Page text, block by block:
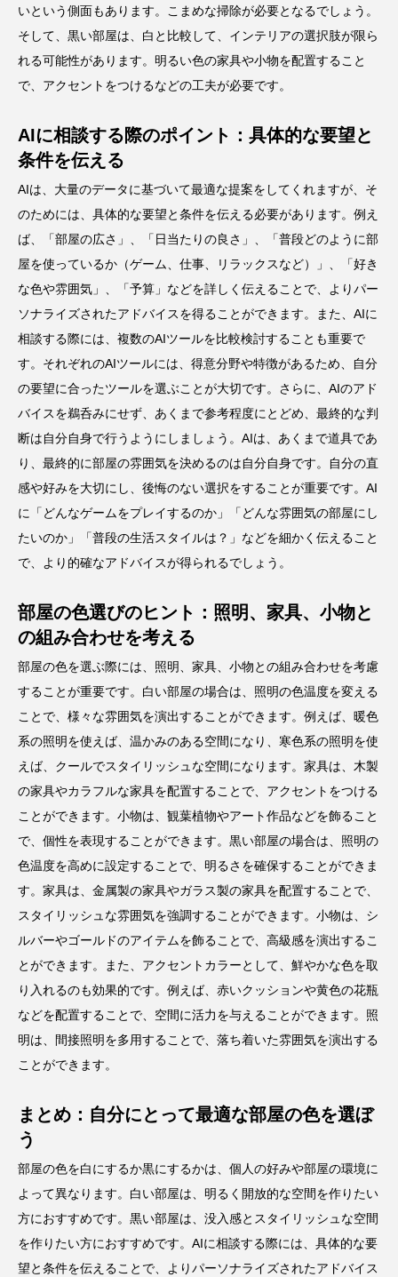
いという側面もあります。こまめな掃除が必要となるでしょう。
そして、黒い部屋は、白と比較して、インテリアの選択肢が限ら
れる可能性があります。明るい色の家具や小物を配置すること
で、アクセントをつけるなどの工夫が必要です。
AIに相談する際のポイント：具体的な要望と
条件を伝える
AIは、大量のデータに基づいて最適な提案をしてくれますが、そ
のためには、具体的な要望と条件を伝える必要があります。例え
ば、「部屋の広さ」、「日当たりの良さ」、「普段どのように部
屋を使っているか（ゲーム、仕事、リラックスなど）」、「好き
な色や雰囲気」、「予算」などを詳しく伝えることで、よりパー
ソナライズされたアドバイスを得ることができます。また、AIに
相談する際には、複数のAIツールを比較検討することも重要で
す。それぞれのAIツールには、得意分野や特徴があるため、自分
の要望に合ったツールを選ぶことが大切です。さらに、AIのアド
バイスを鵜呑みにせず、あくまで参考程度にとどめ、最終的な判
断は自分自身で行うようにしましょう。AIは、あくまで道具であ
り、最終的に部屋の雰囲気を決めるのは自分自身です。自分の直
感や好みを大切にし、後悔のない選択をすることが重要です。AI
に「どんなゲームをプレイするのか」「どんな雰囲気の部屋にし
たいのか」「普段の生活スタイルは？」などを細かく伝えること
で、より的確なアドバイスが得られるでしょう。
部屋の色選びのヒント：照明、家具、小物と
の組み合わせを考える
部屋の色を選ぶ際には、照明、家具、小物との組み合わせを考慮
することが重要です。白い部屋の場合は、照明の色温度を変える
ことで、様々な雰囲気を演出することができます。例えば、暖色
系の照明を使えば、温かみのある空間になり、寒色系の照明を使
えば、クールでスタイリッシュな空間になります。家具は、木製
の家具やカラフルな家具を配置することで、アクセントをつける
ことができます。小物は、観葉植物やアート作品などを飾ること
で、個性を表現することができます。黒い部屋の場合は、照明の
色温度を高めに設定することで、明るさを確保することができま
す。家具は、金属製の家具やガラス製の家具を配置することで、
スタイリッシュな雰囲気を強調することができます。小物は、シ
ルバーやゴールドのアイテムを飾ることで、高級感を演出するこ
とができます。また、アクセントカラーとして、鮮やかな色を取
り入れるのも効果的です。例えば、赤いクッションや黄色の花瓶
などを配置することで、空間に活力を与えることができます。照
明は、間接照明を多用することで、落ち着いた雰囲気を演出する
ことができます。
まとめ：自分にとって最適な部屋の色を選ぼ
う
部屋の色を白にするか黒にするかは、個人の好みや部屋の環境に
よって異なります。白い部屋は、明るく開放的な空間を作りたい
方におすすめです。黒い部屋は、没入感とスタイリッシュな空間
を作りたい方におすすめです。AIに相談する際には、具体的な要
望と条件を伝えることで、よりパーソナライズされたアドバイス